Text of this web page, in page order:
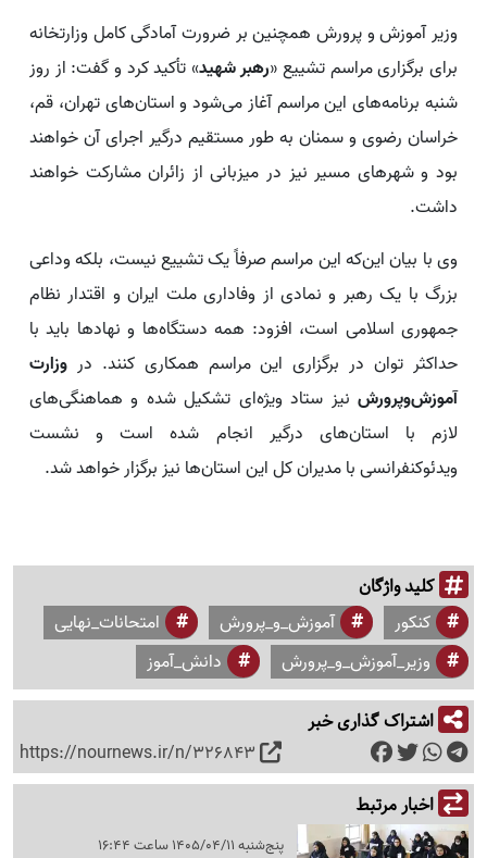
وزیر آموزش و پرورش همچنین بر ضرورت آمادگی کامل وزارتخانه
برای برگزاری مراسم تشییع «رهبر شهید» تأکید کرد و گفت: از روز
شنبه برنامه‌های این مراسم آغاز می‌شود و استان‌های تهران، قم،
خراسان رضوی و سمنان به طور مستقیم درگیر اجرای آن خواهند
بود و شهرهای مسیر نیز در میزبانی از زائران مشارکت خواهند
داشت.
وی با بیان این‌که این مراسم صرفاً یک تشییع نیست، بلکه وداعی
بزرگ با یک رهبر و نمادی از وفاداری ملت ایران و اقتدار نظام
جمهوری اسلامی است، افزود: همه دستگاه‌ها و نهادها باید با
حداکثر توان در برگزاری این مراسم همکاری کنند. در وزارت
آموزش‌وپرورش نیز ستاد ویژه‌ای تشکیل شده و هماهنگی‌های
لازم با استان‌های درگیر انجام شده است و نشست
ویدئوکنفرانسی با مدیران کل این استان‌ها نیز برگزار خواهد شد.
کلید واژگان
کنکور آموزش_و_پرورش
امتحانات_نهایی
وزیر_آموزش_و_پرورش
دانش_آموز
اشتراک گذاری خبر
https://nournews.ir/n/326843
اخبار مرتبط
پنج‌شنبه 1405/04/11 ساعت 16:44